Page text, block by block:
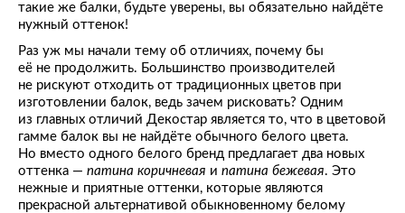
такие же балки, будьте уверены, вы обязательно найдёте
нужный оттенок!
Раз уж мы начали тему об отличиях, почему бы
её не продолжить. Большинство производителей
не рискуют отходить от традиционных цветов при
изготовлении балок, ведь зачем рисковать? Одним
из главных отличий Декостар является то, что в цветовой
гамме балок вы не найдёте обычного белого цвета.
Но вместо одного белого бренд предлагает два новых
оттенка — патина коричневая и патина бежевая. Это
нежные и приятные оттенки, которые являются
прекрасной альтернативой обыкновенному белому